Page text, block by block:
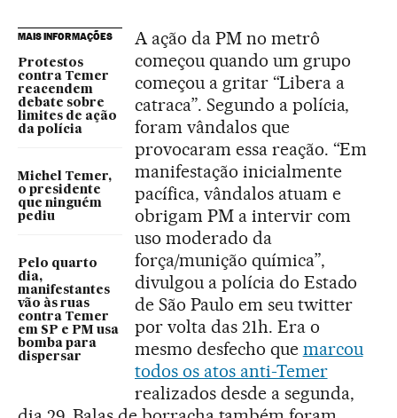
MAIS INFORMAÇÕES
Protestos
contra Temer
reacendem
debate sobre
limites de ação
da polícia
Michel Temer,
o presidente
que ninguém
pediu
Pelo quarto
dia,
manifestantes
vão às ruas
contra Temer
em SP e PM usa
bomba para
dispersar
A ação da PM no metrô
começou quando um grupo
começou a gritar “Libera a
catraca”. Segundo a polícia,
foram vândalos que
provocaram essa reação. “Em
manifestação inicialmente
pacífica, vândalos atuam e
obrigam PM a intervir com
uso moderado da
força/munição química”,
divulgou a polícia do Estado
de São Paulo em seu twitter
por volta das 21h. Era o
mesmo desfecho que marcou
todos os atos anti-Temer
realizados desde a segunda,